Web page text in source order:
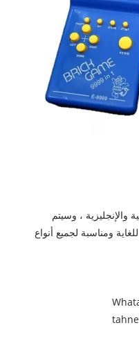
والإنجليزية ، وسيتم
ومناسبة لجميع أنواع